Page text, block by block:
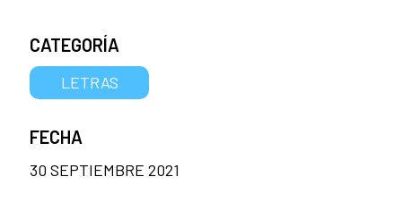
CATEGORÍA
LETRAS
FECHA
30 SEPTIEMBRE 2021